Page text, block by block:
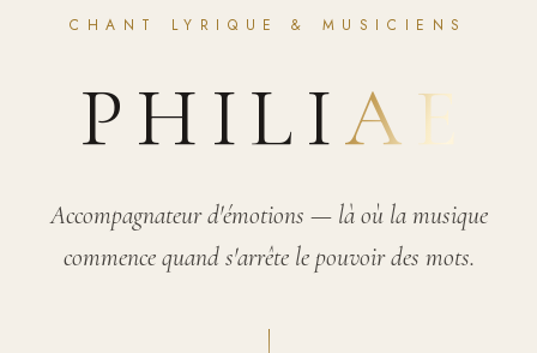
CHANT LYRIQUE & MUSICIENS
PHILIAE
Accompagnateur d'émotions — là où la musique
commence quand s'arrête le pouvoir des mots.